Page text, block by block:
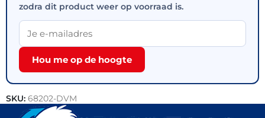
zodra dit product weer op voorraad is.
Hou me op de hoogte
SKU: 68202-DVM
Categorieën:Gebak